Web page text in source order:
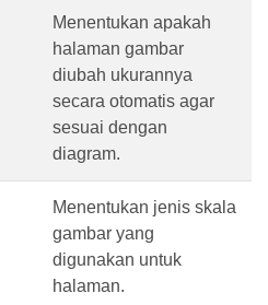
Menentukan apakah
halaman gambar
diubah ukurannya
secara otomatis agar
sesuai dengan
diagram.
Menentukan jenis skala
gambar yang
digunakan untuk
halaman.